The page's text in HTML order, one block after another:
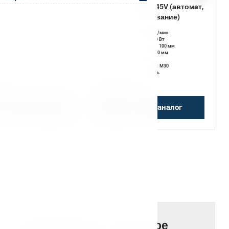
станок BDS MAB 845V (автомат,
поворотное основание)
40–600 об/мин
1800 Вт
100 мм
110 мм
Мах Ø нарезаемой резьбы: М30
есть
Подобрать аналог
Гарантийное и сервисное